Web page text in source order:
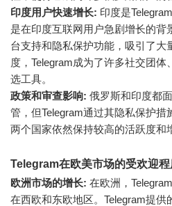
印度用户快速增长: 印度是
是在印度互联网用户急剧增长的背
台支持和隐私保护功能，吸引了大
度，Telegram成为了许多社交团
选工具。
政策和审查影响: 俄罗斯和印度都
管，但Telegram通过其隐私保护
两个国家依然保持较高的活跃度和
Telegram在欧美市场的受欢迎程
欧洲市场的增长: 在欧洲，
在西欧和东欧地区。Telegram提供